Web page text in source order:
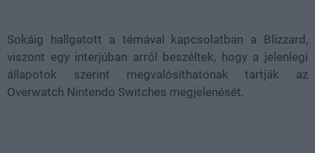
Sokáig hallgatott a témával kapcsolatban a Blizzard,
viszont egy interjúban arról beszéltek, hogy a jelenlegi
állapotok szerint megvalósíthatónak tartják az
Overwatch Nintendo Switches megjelenését.